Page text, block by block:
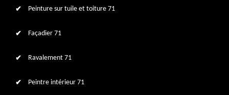
Peinture sur tuile et toiture 71
Façadier 71
Ravalement 71
Peintre intérieur 71